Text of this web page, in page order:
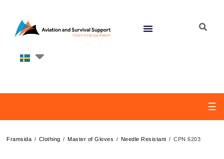
☰
Framsida / Clothing / Master of Gloves / Needle Resistant / CPN 6203